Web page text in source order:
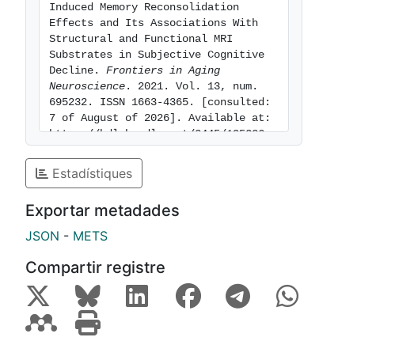
Induced Memory Reconsolidation
Effects and Its Associations With
Structural and Functional MRI
Substrates in Subjective Cognitive
Decline. Frontiers in Aging
Neuroscience . 2021. Vol. 13, num.
695232. ISSN 1663-4365. [consulted:
7 of August of 2026]. Available at:
https://hdl.handle.net/2445/195236
Estadístiques
Exportar metadades
JSON - METS
Compartir registre